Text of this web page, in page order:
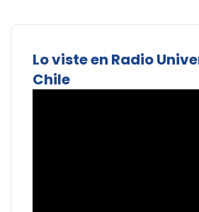
Lo viste en Radio
Chile